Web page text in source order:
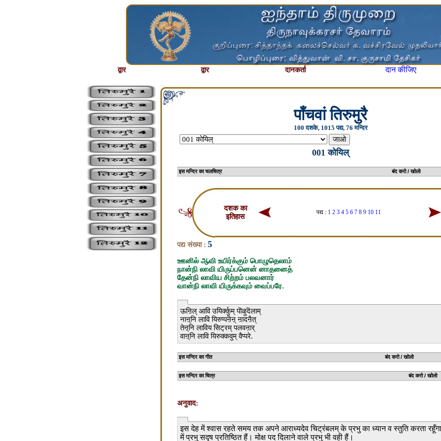
द्वार द्वार दानकर्ता दान कीजिए
पाँचवां तिरुमुरै
100 दशके, 1015 पद्य, 76 मन्दिर
001 कोयिल्
इस मन्दिर का चलचित्र बंद करो / खोलो
दशक का
इतिहास
पद्य : 1 2 3 4 5 6 7 8 9 10 11
पद्य संख्या : 5
ஊனில் ஆவி உயிர்க்கும் பொழுதெலாம்
நான்நி லாவி யிருப்பனென் னாதனைத்
தேன்நி லாவிய சிற்றம் பலவனார்
வான்நி லாவி யிருக்கவும் வைப்பரே.
ऊऩिल् आवि उयिर्क्कुम् पॊऴुदॆलाम्
नाऩ्नि लावि यिरुप्पऩॆऩ् ऩादऩैत्
तेऩ्नि लाविय सिट्रम् पलवऩार्
वाऩ्नि लावि यिरुक्कवुम् वैप्परे.
इस मन्दिर का गीत बंद करो / खोलो
इस मन्दिर का चित्र बंद करो / खोलो
अनुवाद:
इस देह में श्वास रहते समय तक अपने आराध्यदेव चिट्रंबलम् के प्रभु का ध्यान व स्तुति करता
में प्रभु सदृष प्रतिष्ठित हैं। मोक्ष पद दिलाने वाले प्रभु भी वही हैं।